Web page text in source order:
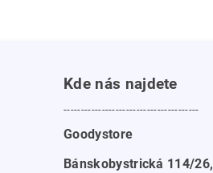
Kde nás najdete
---------------------------------------
Goodystore
Bánskobystrická 114/26,